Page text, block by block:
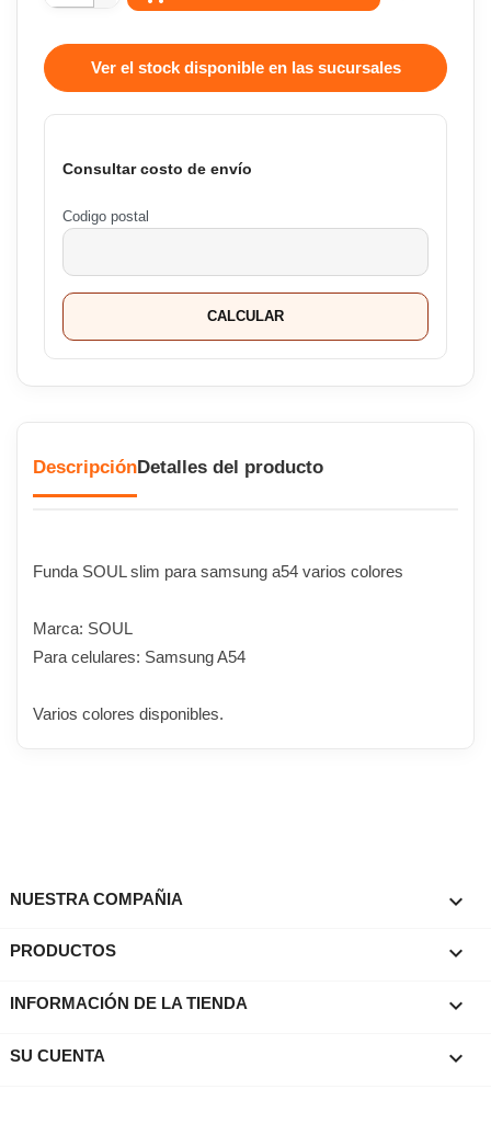
Ver el stock disponible en las sucursales
Consultar costo de envío
Codigo postal
CALCULAR
DescripciónDetalles del producto
Funda SOUL slim para samsung a54 varios colores
Marca: SOUL
Para celulares: Samsung A54
Varios colores disponibles.
NUESTRA COMPAÑIA 
PRODUCTOS 
INFORMACIÓN DE LA TIENDA keyboard_arrow_down
SU CUENTA 